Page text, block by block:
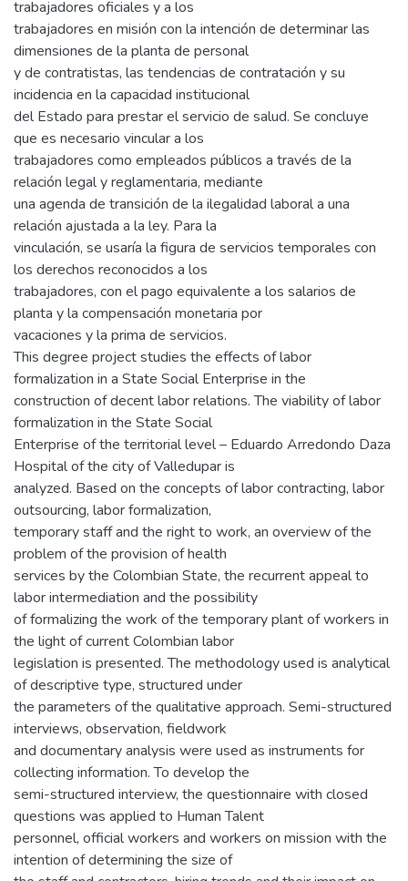
trabajadores oficiales y a los
trabajadores en misión con la intención de determinar las
dimensiones de la planta de personal
y de contratistas, las tendencias de contratación y su
incidencia en la capacidad institucional
del Estado para prestar el servicio de salud. Se concluye
que es necesario vincular a los
trabajadores como empleados públicos a través de la
relación legal y reglamentaria, mediante
una agenda de transición de la ilegalidad laboral a una
relación ajustada a la ley. Para la
vinculación, se usaría la figura de servicios temporales con
los derechos reconocidos a los
trabajadores, con el pago equivalente a los salarios de
planta y la compensación monetaria por
vacaciones y la prima de servicios.
This degree project studies the effects of labor
formalization in a State Social Enterprise in the
construction of decent labor relations. The viability of labor
formalization in the State Social
Enterprise of the territorial level – Eduardo Arredondo Daza
Hospital of the city of Valledupar is
analyzed. Based on the concepts of labor contracting, labor
outsourcing, labor formalization,
temporary staff and the right to work, an overview of the
problem of the provision of health
services by the Colombian State, the recurrent appeal to
labor intermediation and the possibility
of formalizing the work of the temporary plant of workers in
the light of current Colombian labor
legislation is presented. The methodology used is analytical
of descriptive type, structured under
the parameters of the qualitative approach. Semi-structured
interviews, observation, fieldwork
and documentary analysis were used as instruments for
collecting information. To develop the
semi-structured interview, the questionnaire with closed
questions was applied to Human Talent
personnel, official workers and workers on mission with the
intention of determining the size of